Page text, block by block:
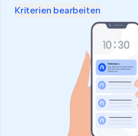
Kriterien bearbeiten